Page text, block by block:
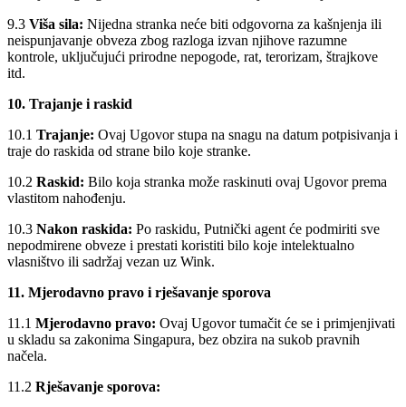
9.3 Viša sila: Nijedna stranka neće biti odgovorna za kašnjenja ili
neispunjavanje obveza zbog razloga izvan njihove razumne
kontrole, uključujući prirodne nepogode, rat, terorizam, štrajkove
itd.
10. Trajanje i raskid
10.1 Trajanje: Ovaj Ugovor stupa na snagu na datum potpisivanja i
traje do raskida od strane bilo koje stranke.
10.2 Raskid: Bilo koja stranka može raskinuti ovaj Ugovor prema
vlastitom nahođenju.
10.3 Nakon raskida: Po raskidu, Putnički agent će podmiriti sve
nepodmirene obveze i prestati koristiti bilo koje intelektualno
vlasništvo ili sadržaj vezan uz Wink.
11. Mjerodavno pravo i rješavanje sporova
11.1 Mjerodavno pravo: Ovaj Ugovor tumačit će se i primjenjivati
u skladu sa zakonima Singapura, bez obzira na sukob pravnih
načela.
11.2 Rješavanje sporova: